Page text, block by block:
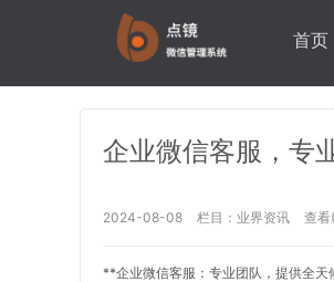
首页
企业微信客服，专
2024-08-08 栏目： 业界资讯 查看
**企业微信客服：专业团队，提供全天